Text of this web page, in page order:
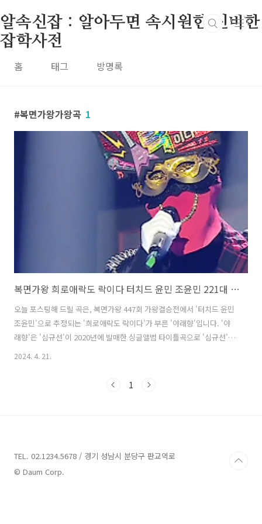
알속신잡 : 알아두면 속시원한 신비한
잡학사전
홈 태그 방명록
복면가왕가왕곡 1
복면가왕 희로애락도 락이다 터치드 윤민 조윤민 221대 가왕 야래향 심규선 가사 노래 뮤비 곡정보
오늘 포스팅해 드릴 곡은, 복면가왕 447회 가왕결승전에서 '터치드 윤민
조윤민'으로 추정되는 '희로애락도 락이다'가 부른 '야래향'입니다. '야
래향'은 '심규선'이 2020년에 발매한 싱글앨범 타이틀곡으로 '심규선'이
작사, 작곡했습니다. '희로애락도 락이다'가 동양적인 느낌의 색다른 선
인 가창력을 더해 깊은 여운을 선사했습니다. 또한 송곳같은 고음으로 절
2024. 4. 21.
1
TEL. 02.1234.5678 / 경기 성남시 분당구 판교역로
© Daum Corp.